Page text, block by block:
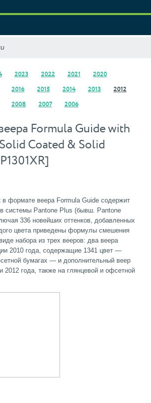
2023 2022 2021 2020
2016 2015 2014 2013 2012
2008 2007 2006
Formula Guide with
Coated & Solid
в формате веера Formula Guide содержит
системы Pantone Plus (бывш. Pantone
336 новейших оттенков, добавленных
цвета приведены формулы смешения
набора из трех вееров: два веера
2010 года, содержащие 1341 цвет —
бумагах — и дополнительный веер
2012 года, также на глянцевой и офсетной